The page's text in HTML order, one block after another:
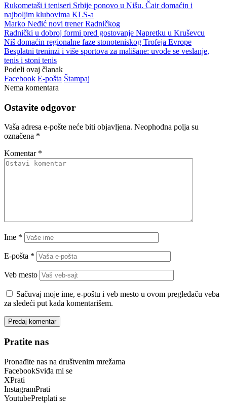
Rukometaši i teniseri Srbije ponovo u Nišu. Čair domaćin i
najboljim klubovima KLS-a
Marko Neđić novi trener Radničkog
Radnički u dobroj formi pred gostovanje Napretku u Kruševcu
Niš domaćin regionalne faze stonoteniskog Trofeja Evrope
Besplatni treninzi i više sportova za mališane: uvode se veslanje,
tenis i stoni tenis
Podeli ovaj članak
Facebook E-pošta Štampaj
Nema komentara
Ostavite odgovor
Vaša adresa e-pošte neće biti objavljena. Neophodna polja su
označena *
Komentar *
Ime *
E-pošta *
Veb mesto
Sačuvaj moje ime, e-poštu i veb mesto u ovom pregledaču veba
za sledeći put kada komentarišem.
Pratite nas
Pronađite nas na društvenim mrežama
FacebookSviđa mi se
XPrati
InstagramPrati
YoutubePretplati se